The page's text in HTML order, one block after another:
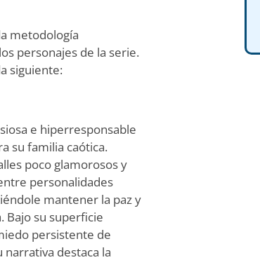
metodología
personajes de la serie.
siguiente:
e hiperresponsable
su familia caótica.
poco glamorosos y
personalidades
mantener la paz y
Bajo su superficie
persistente de
narrativa destaca la